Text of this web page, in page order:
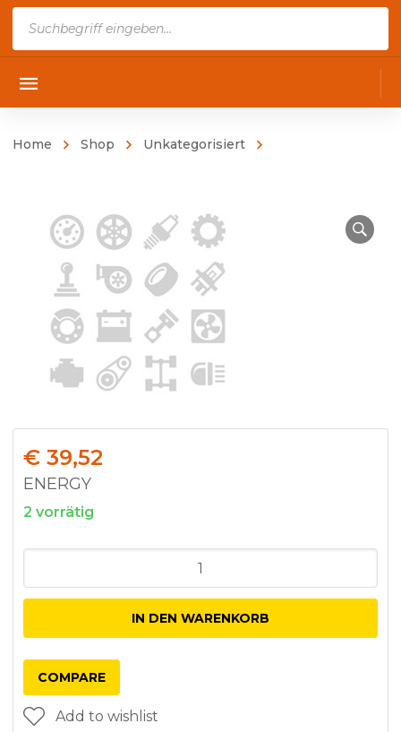
Home Shop Unkategorisiert
€ 39,52
ENERGY
2 vorrätig
IN DEN WARENKORB
COMPARE
Add to wishlist